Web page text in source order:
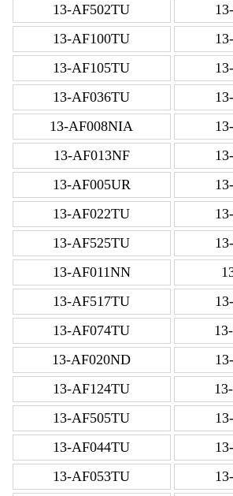
13-AF502TU
13-AF100TU
13-AF105TU
13-AF036TU
13-AF008NIA
13-AF013NF
13-AF005UR
13-AF022TU
13-AF525TU
13-AF011NN
13-AF517TU
13-AF074TU
13-AF020ND
13-AF124TU
13-AF505TU
13-AF044TU
13-AF053TU